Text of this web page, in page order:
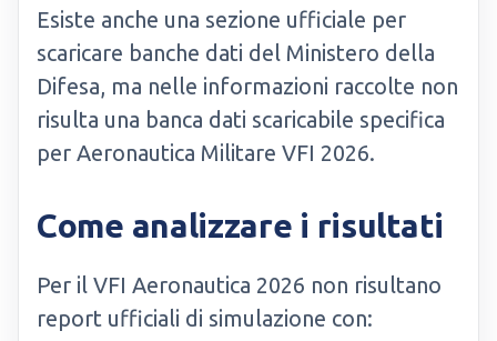
Esiste anche una sezione ufficiale per
scaricare banche dati del Ministero della
Difesa, ma nelle informazioni raccolte non
risulta una banca dati scaricabile specifica
per Aeronautica Militare VFI 2026.
Come analizzare i risultati
Per il VFI Aeronautica 2026 non risultano
report ufficiali di simulazione con: